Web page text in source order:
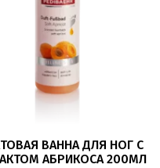
В КОРЗИНУ
ВАННА ДЛЯ НОГ С
АБРИКОСА 200МЛ